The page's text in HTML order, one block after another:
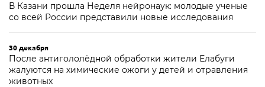
В Казани прошла Неделя нейронаук: молодые ученые
со всей России представили новые исследования
30 декабря
После антигололёдной обработки жители Елабуги
жалуются на химические ожоги у детей и отравления
животных